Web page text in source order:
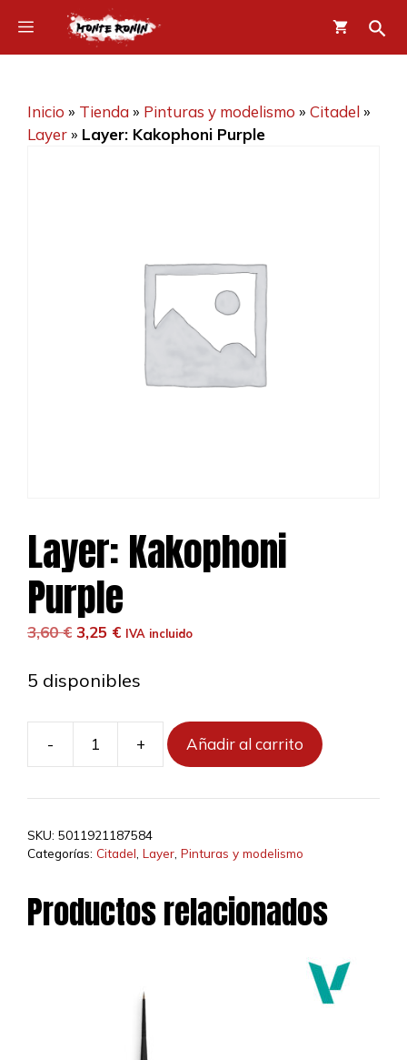
contenido
Menú
Inicio » Tienda» Pinturas y modelismo » Citadel»
Layer» Layer: Kakophoni Purple
Layer: Kakophoni
Purple
3,60€ El
original
3,60 €.
3,25 €El
actual
3,25 €.
IVA incluido
5 disponibles
-
Layer:
Purple
+ Añadir al carrito
SKU: 5011921187584
Categorías: Citadel Layer Pinturas y modelismo
Productos relacionados